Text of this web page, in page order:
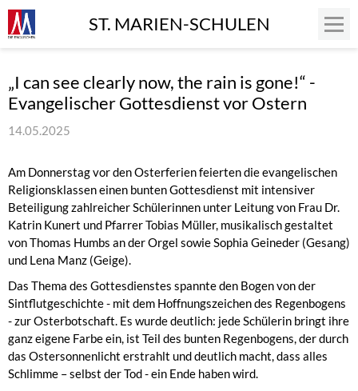
ST. MARIEN-SCHULEN
„I can see clearly now, the rain is gone!“ -
Evangelischer Gottesdienst vor Ostern
14.05.2025
Am Donnerstag vor den Osterferien feierten die evangelischen
Religionsklassen einen bunten Gottesdienst mit intensiver
Beteiligung zahlreicher Schülerinnen unter Leitung von Frau Dr.
Katrin Kunert und Pfarrer Tobias Müller, musikalisch gestaltet
von Thomas Humbs an der Orgel sowie Sophia Geineder (Gesang)
und Lena Manz (Geige).
Das Thema des Gottesdienstes spannte den Bogen von der
Sintflutgeschichte - mit dem Hoffnungszeichen des Regenbogens
- zur Osterbotschaft. Es wurde deutlich: jede Schülerin bringt ihre
ganz eigene Farbe ein, ist Teil des bunten Regenbogens, der durch
das Ostersonnenlicht erstrahlt und deutlich macht, dass alles
Schlimme – selbst der Tod - ein Ende haben wird.